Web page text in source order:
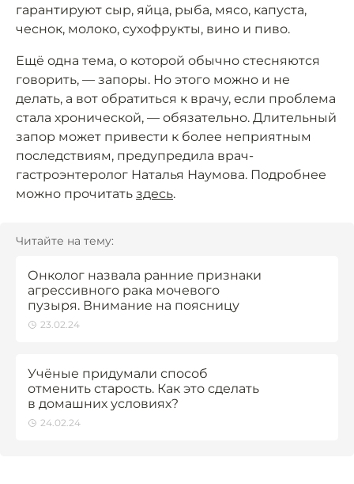
гарантируют сыр, яйца, рыба, мясо, капуста,
чеснок, молоко, сухофрукты, вино и пиво.
Ещё одна тема, о которой обычно стесняются
говорить, — запоры. Но этого можно и не
делать, а вот обратиться к врачу, если проблема
стала хронической, — обязательно. Длительный
запор может привести к более неприятным
последствиям, предупредила врач-
гастроэнтеролог Наталья Наумова. Подробнее
можно прочитать здесь.
Читайте на тему:
Онколог назвала ранние признаки
агрессивного рака мочевого
пузыря. Внимание на поясницу
23.02.24
Учёные придумали способ
отменить старость. Как это сделать
в домашних условиях?
24.02.24